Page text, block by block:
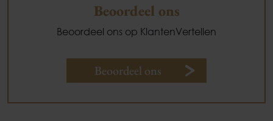
Beoordeel ons
Beoordeel ons op KlantenVertellen
Beoordeel ons